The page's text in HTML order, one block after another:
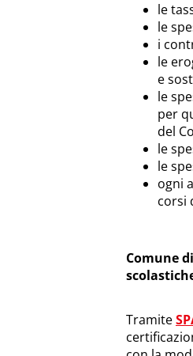
le
le
i
le
e
le
per
del
le
le
ogni
corsi
Comune
Tramite